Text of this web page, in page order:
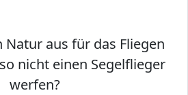
Natur aus für das Fliegen
nicht einen Segelflieger
werfen?